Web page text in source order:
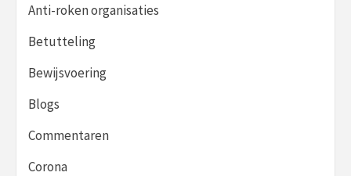
Anti-roken organisaties
Betutteling
Bewijsvoering
Blogs
Commentaren
Corona